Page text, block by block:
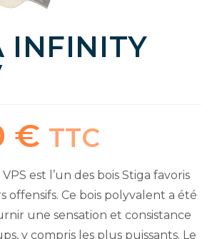
INFINITY
€ TTC
est l’un des bois Stiga favoris
offensifs. Ce bois polyvalent a été
une sensation et consistance
y compris les plus puissants. Le